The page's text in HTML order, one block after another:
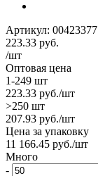
Артикул: 00423377
223.33 руб.
/шт
Оптовая цена
1-249 шт
223.33 руб./шт
>250 шт
207.93 руб./шт
Цена за упаковку
11 166.45 руб./шт
Много
-